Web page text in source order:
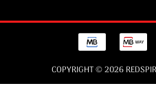
COPYRIGHT © 2026